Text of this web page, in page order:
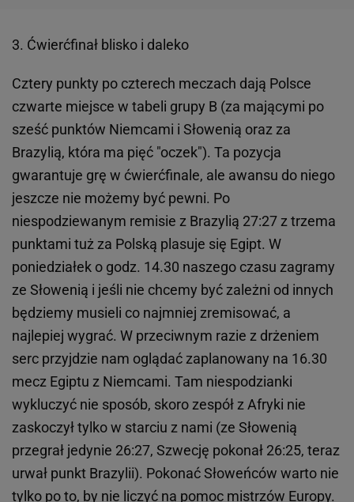
3. Ćwierćfinał blisko i daleko
Cztery punkty po czterech meczach dają Polsce
czwarte miejsce w tabeli grupy B (za mającymi po
sześć punktów Niemcami i Słowenią oraz za
Brazylią, która ma pięć "oczek"). Ta pozycja
gwarantuje grę w ćwierćfinale, ale awansu do niego
jeszcze nie możemy być pewni. Po
niespodziewanym remisie z Brazylią 27:27 z trzema
punktami tuż za Polską plasuje się Egipt. W
poniedziałek o godz. 14.30 naszego czasu zagramy
ze Słowenią i jeśli nie chcemy być zależni od innych
będziemy musieli co najmniej zremisować, a
najlepiej wygrać. W przeciwnym razie z drżeniem
serc przyjdzie nam oglądać zaplanowany na 16.30
mecz Egiptu z Niemcami. Tam niespodzianki
wykluczyć nie sposób, skoro zespół z Afryki nie
zaskoczył tylko w starciu z nami (ze Słowenią
przegrał jedynie 26:27, Szwecję pokonał 26:25, teraz
urwał punkt Brazylii). Pokonać Słoweńców warto nie
tylko po to, by nie liczyć na pomoc mistrzów Europy.